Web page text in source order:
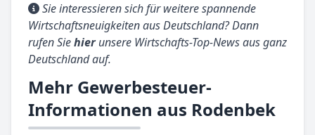
Sie interessieren sich für weitere spannende
Wirtschaftsneuigkeiten aus Deutschland? Dann
rufen Siehierunsere Wirtschafts-Top-News aus ganz
Deutschland auf.
Mehr Gewerbesteuer-
Informationen aus Rodenbek